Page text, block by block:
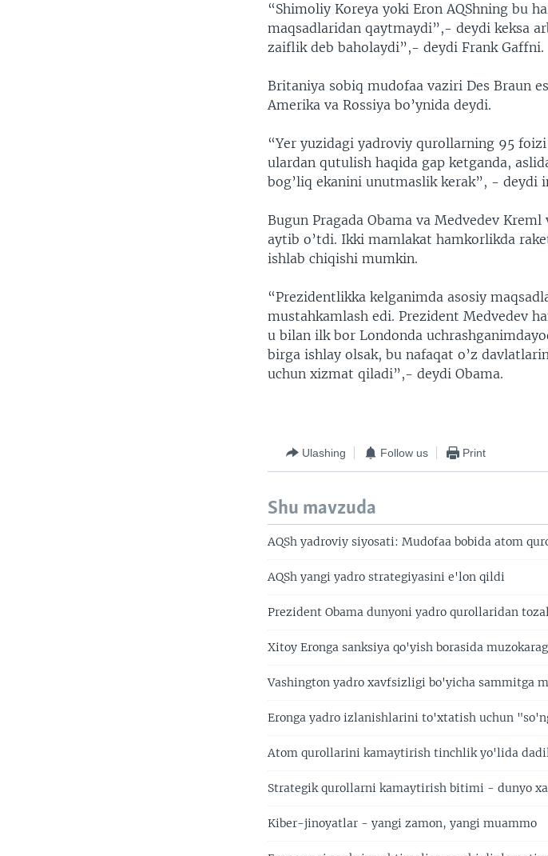
“Shimoliy Koreya yoki Eron AQShning bu
maqsadlaridan qaytmaydi”,- deydi keksa
zaiflik deb baholaydi”,- deydi Frank Gaffni.
Britaniya sobiq mudofaa vaziri Des Braun
Amerika va Rossiya bo’ynida deydi.
“Yer yuzidagi yadroviy qurollarning 95
ulardan qutulish haqida gap ketganda,
bog’liq ekanini unutmaslik kerak”, - deydi
Bugun Pragada Obama va Medvedev
aytib o’tdi. Ikki mamlakat hamkorlikda
ishlab chiqishi mumkin.
“Prezidentlikka kelganimda asosiy
mustahkamlash edi. Prezident Medvedev
u bilan ilk bor Londonda
birga ishlay olsak, bu nafaqat o’z
uchun xizmat qiladi”,- deydi Obama.
Ulashing Follow us Print
Shu mavzuda
AQSh yadroviy siyosati: Mudofaa bobida atom
AQSh yangi yadro strategiyasini e'lon qildi
Prezident Obama dunyoni yadro qurollaridan
Xitoy Eronga sanksiya qo'yish borasida
Vashington yadro xavfsizligi bo'yicha sammitga
Eronga yadro izlanishlarini to'xtatish uchun
Atom qurollarini kamaytirish tinchlik yo'lida
Strategik qurollarni kamaytirish bitimi - dunyo
Kiber-jinoyatlar - yangi zamon, yangi muammo